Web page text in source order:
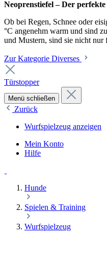
Neoprenstiefel – Der
Ob bei Regen, Schnee oder
°C angenehm warm und sind
und Mustern, sind sie nicht nur
Zur Kategorie Diverses
Türstopper
Menü schließen
Zurück
Wurfspielzeug anzeigen
Mein Konto
Hilfe
Hunde
Spielen & Training
Wurfspielzeug